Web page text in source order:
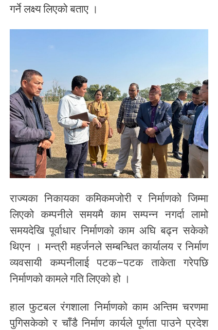
गर्ने लक्ष्य लिएको बताए ।
राज्यका निकायका कमिकमजोरी र निर्माणको जिम्मा
लिएको कम्पनीले समयमै काम सम्पन्न नगर्दा लामो
समयदेखि पूर्वाधार निर्माणको काम अघि बढ्न सकेको
थिएन । मन्त्री महर्जनले सम्बन्धित कार्यालय र निर्माण
व्यवसायी कम्पनीलाई पटक–पटक ताकेता गरेपछि
निर्माणको कामले गति लिएको हो ।
हाल फुटबल रंगशाला निर्माणको काम अन्तिम चरणमा
पुगिसकेको र चाँडै निर्माण कार्यले पूर्णता पाउने प्रदेश